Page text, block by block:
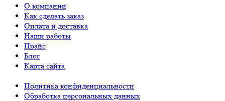
О компании
Как сделать заказ
Оплата и доставка
Наши работы
Прайс
Блог
Карта сайта
Политика конфиденциальности
Обработка персональных данных